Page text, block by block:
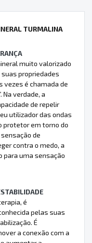
TURMALINA
muito valorizado
propriedades
vezes é chamada de
Na verdade, a
de repelir
utilizador das ondas
protetor em torno do
de
contra o medo, a
para uma sensação
é
pelas suas
É
a conexão com a